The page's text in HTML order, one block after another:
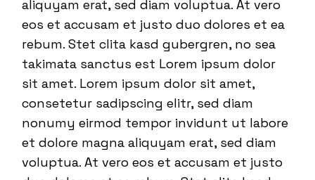
aliquyam erat, sed diam voluptua. At vero
eos et accusam et justo duo dolores et ea
rebum. Stet clita kasd gubergren, no sea
takimata sanctus est Lorem ipsum dolor
sit amet. Lorem ipsum dolor sit amet,
consetetur sadipscing elitr, sed diam
nonumy eirmod tempor invidunt ut labore
et dolore magna aliquyam erat, sed diam
voluptua. At vero eos et accusam et justo